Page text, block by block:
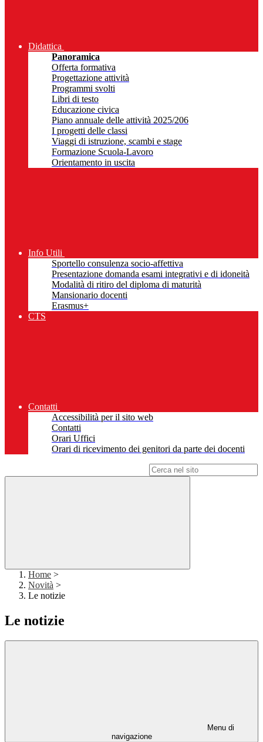
Didattica
Panoramica
Offerta formativa
Progettazione attività
Programmi svolti
Libri di testo
Educazione civica
Piano annuale delle attività 2025/206
I progetti delle classi
Viaggi di istruzione, scambi e stage
Formazione Scuola-Lavoro
Orientamento in uscita
Info Utili
Sportello consulenza socio-affettiva
Presentazione domanda esami integrativi e di idoneità
Modalità di ritiro del diploma di maturità
Mansionario docenti
Erasmus+
CTS
Contatti
Accessibilità per il sito web
Contatti
Orari Uffici
Orari di ricevimento dei genitori da parte dei docenti
Home >
Novità >
Le notizie
Le notizie
Menu di
navigazione